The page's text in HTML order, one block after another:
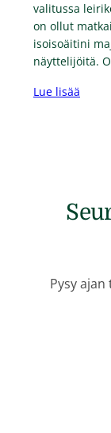
valitussa
on ollut
isoisoäitini
näyttelijöitä.
Lue lisää
Pysy